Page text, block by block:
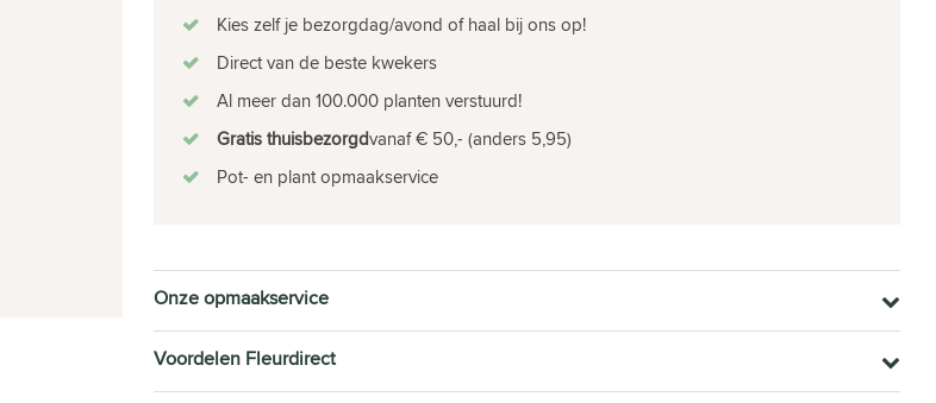
Kies zelf je bezorgdag/avond of haal bij ons op!
Direct van de beste kwekers
Al meer dan 100.000 planten verstuurd!
Gratis thuisbezorgdvanaf € 50,- (anders 5,95)
Pot- en plant opmaakservice
Onze opmaakservice
Voordelen Fleurdirect